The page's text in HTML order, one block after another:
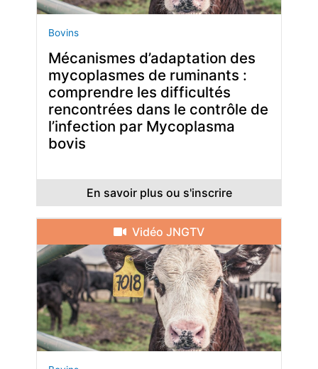
Bovins
Mécanismes d’adaptation des
mycoplasmes de ruminants :
comprendre les difficultés
rencontrées dans le contrôle de
l’infection par Mycoplasma
bovis
En savoir plus ou s'inscrire
Vidéo JNGTV